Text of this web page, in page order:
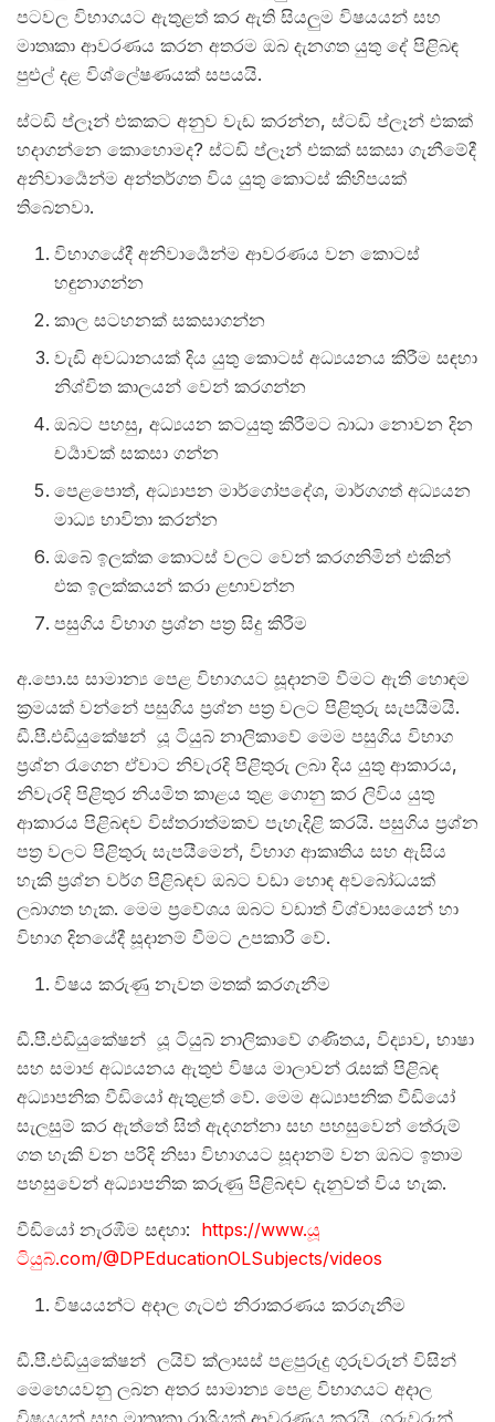
පටවල විභාගයට ඇතුළත් කර ඇති සියලුම විෂයයන් සහ
මාතෘකා ආවරණය කරන අතරම ඔබ දැනගත යුතු දේ පිළිබඳ
පුළුල් දළ විශ්ලේෂණයක් සපයයි.
ස්ටඩි ප්ලෑන් එකකට අනුව වැඩ කරන්න, ස්ටඩි ප්ලෑන් එකක්
හදාගන්නෙ කොහොමද? ස්ටඩි ප්ලෑන් එකක් සකසා ගැනීමේදී
අනිවාර්‍යෙන්ම අන්තර්ගත විය යුතු කොටස් කිහිපයක්
තිබෙනවා.
විභාගයේදී අනිවාර්‍යෙන්ම ආවරණය වන කොටස්
හඳුනාගන්න
කාල සටහනක් සකසාගන්න
වැඩි අවධානයක් දිය යුතු කොටස් අධ්‍යයනය කිරීම සඳහා
නිශ්චිත කාලයන් වෙන් කරගන්න
ඔබට පහසු, අධ්‍යයන කටයුතු කිරීමට බාධා නොවන දින
චර්‍යාවක් සකසා ගන්න
පෙළපොත්, අධ්‍යාපන මාර්ගෝපදේශ, මාර්ගගත් අධ්‍යයන
මාධ්‍ය භාවිතා කරන්න
ඔබේ ඉලක්ක කොටස් වලට වෙන් කරගනිමින් එකින්
එක ඉලක්කයන් කරා ළඟාවන්න
පසුගිය විභාග ප්‍රශ්න පත්‍ර සිදු කිරීම
අ.පො.ස සාමාන්‍ය පෙළ විභාගයට සූදානම් වීමට ඇති හොඳම
ක්‍රමයක් වන්නේ පසුගිය ප්‍රශ්න පත්‍ර වලට පිළිතුරු සැපයීමයි.
ඩී.පී.එඩියුකේෂන් යූ ටියුබ් නාලිකාවේ මෙම පසුගිය විභාග
ප්‍රශ්න රැගෙන ඒවාට නිවැරදි පිළිතුරු ලබා දිය යුතු ආකාරය,
නිවැරදි පිළිතුර නියමිත කාළය තුළ ගොනු කර ලිවිය යුතු
ආකාරය පිළිබඳව විස්තරාත්මකව පැහැදිළි කරයි. පසුගිය ප්‍රශ්න
පත්‍ර වලට පිළිතුරු සැපයීමෙන්, විභාග ආකෘතිය සහ ඇසිය
හැකි ප්‍රශ්න වර්ග පිළිබඳව ඔබට වඩා හොඳ අවබෝධයක්
ලබාගත හැක. මෙම ප්‍රවේශය ඔබට වඩාත් විශ්වාසයෙන් හා
විභාග දිනයේදී සූදානම් වීමට උපකාරී වේ.
විෂය කරුණු නැවත මතක් කරගැනීම
ඩී.පී.එඩියුකේෂන් යූ ටියුබ් නාලිකාවේ ගණිතය, විද්‍යාව, භාෂා
සහ සමාජ අධ්‍යයනය ඇතුළු විෂය මාලාවන් රැසක් පිළිබඳ
අධ්‍යාපනික වීඩියෝ ඇතුළත් වේ. මෙම අධ්‍යාපනික වීඩියෝ
සැලසුම් කර ඇත්තේ සිත් ඇදගන්නා සහ පහසුවෙන් තේරුම්
ගත හැකි වන පරිදි නිසා විභාගයට සූදානම් වන ඔබට ඉතාම
පහසුවෙන් අධ්‍යාපනික කරුණු පිළිබඳව දැනුවත් විය හැක.
වීඩියෝ නැරඹීම සඳහා: https://www.යූ
ටියුබ්.com/@DPEducationOLSubjects/videos
විෂයයන්ට අදාල ගැටළු නිරාකරණය කරගැනීම
ඩී.පී.එඩියුකේෂන් ලයිව් ක්ලාසස් පළපුරුදු ගුරුවරුන් විසින්
මෙහෙයවනු ලබන අතර සාමාන්‍ය පෙළ විභාගයට අදාල
විෂයයන් සහ මාතෘකා රාශියක් ආවරණය කරයි. ගුරුවරුන්